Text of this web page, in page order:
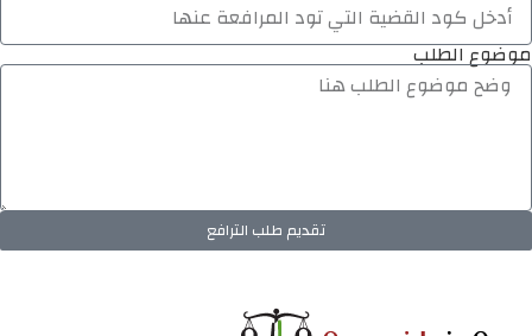
موضوع الطلب
تقديم طلب الترافع